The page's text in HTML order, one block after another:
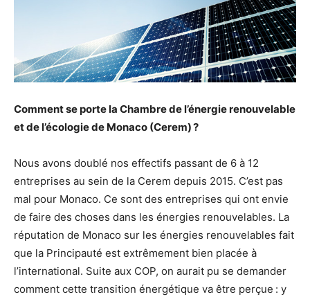
Comment se porte la Chambre de l’énergie renouvelable
et de l’écologie de Monaco (Cerem) ?
Nous avons doublé nos effectifs passant de 6 à 12
entreprises au sein de la Cerem depuis 2015. C’est pas
mal pour Monaco. Ce sont des entreprises qui ont envie
de faire des choses dans les énergies renouvelables. La
réputation de Monaco sur les énergies renouvelables fait
que la Principauté est extrêmement bien placée à
l’international. Suite aux COP, on aurait pu se demander
comment cette transition énergétique va être perçue : y